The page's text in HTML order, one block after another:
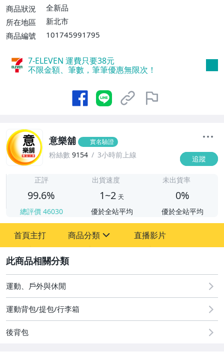
【單件運費$110、消費滿$1288免運
費】、郵局掛號【單件運費$120、消費滿
商品狀況
全新品
所在地區
新北市
商品編號
101745991795
7-ELEVEN 運費只要38元
不限金額、筆數，筆筆優惠無限次！
意樂舖 實名驗證
粉絲數 9154 3小時前上線 追蹤
正評
99.6%
總評價 46030
出貨速度
1~2 天
優於全站平均
未出貨率
0%
優於全站平均
首頁主打 商品分類
圖書/影音/文具
手機、配件與通訊
美容保養與彩妝
直播影片
運動、戶外與休閒
運動背包/提包/行李箱
後背包